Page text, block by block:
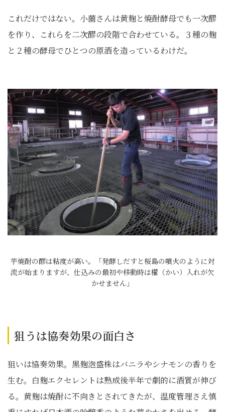
これだけではない。小薗さんは黄麹と焼酎酵母でも一次醪
を作り、これらを二次醪の段階で合わせている。３種の麹
と２種の酵母でひとつの原酒を造っているわけだ。
芋焼酎の醪は粘度が高い。「発酵しだすと桜島の噴火のように対
流が始まりますが、仕込みの最初や移動時は櫂（かい）入れが欠
かせません」
狙うは協奏効果の面白さ
狙いは協奏効果。黒麹泡盛株はバニラやシナモンの香りを
生む。白麹エクセレントは熟成後半年で劇的に酒質が伸び
る。黄麹は焼酎に不向きとされてきたが、温度管理さえ慎